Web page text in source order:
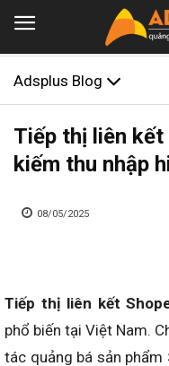
Adsplus Blog
Tiếp thị liên kết
kiếm thu nhập
08/05/2025
Tiếp thị liên kết
phổ biến tại Việt Nam.
tác quảng bá sản phẩm